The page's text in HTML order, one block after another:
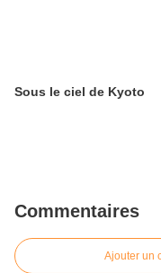
Sous le ciel de Kyoto
Commentaires
Ajouter un